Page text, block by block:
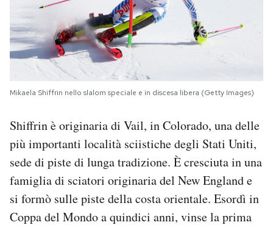
Mikaela Shiffrin nello slalom speciale e in discesa libera (Getty Images)
Shiffrin è originaria di Vail, in Colorado, una delle
più importanti località sciistiche degli Stati Uniti,
sede di piste di lunga tradizione. È cresciuta in una
famiglia di sciatori originaria del New England e
si formò sulle piste della costa orientale. Esordì in
Coppa del Mondo a quindici anni, vinse la prima